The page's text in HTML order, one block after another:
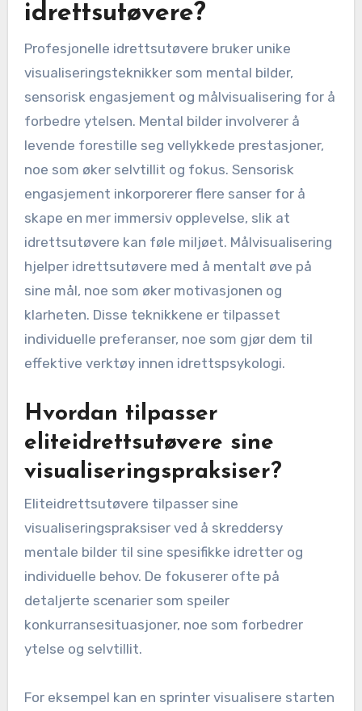
idrettsutøvere?
Profesjonelle idrettsutøvere bruker unike
visualiseringsteknikker som mental bilder,
sensorisk engasjement og målvisualisering for å
forbedre ytelsen. Mental bilder involverer å
levende forestille seg vellykkede prestasjoner,
noe som øker selvtillit og fokus. Sensorisk
engasjement inkorporerer flere sanser for å
skape en mer immersiv opplevelse, slik at
idrettsutøvere kan føle miljøet. Målvisualisering
hjelper idrettsutøvere med å mentalt øve på
sine mål, noe som øker motivasjonen og
klarheten. Disse teknikkene er tilpasset
individuelle preferanser, noe som gjør dem til
effektive verktøy innen idrettspsykologi.
Hvordan tilpasser
eliteidrettsutøvere sine
visualiseringspraksiser?
Eliteidrettsutøvere tilpasser sine
visualiseringspraksiser ved å skreddersy
mentale bilder til sine spesifikke idretter og
individuelle behov. De fokuserer ofte på
detaljerte scenarier som speiler
konkurransesituasjoner, noe som forbedrer
ytelse og selvtillit.
For eksempel kan en sprinter visualisere starten